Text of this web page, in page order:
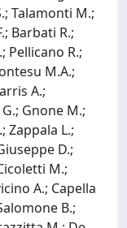
Talamonti M.;
Barbati R.;
Pellicano R.;
M.A.;
A.;
Gnone M.;
Zappala L.;
D.;
M.;
A.; Capella
B.;